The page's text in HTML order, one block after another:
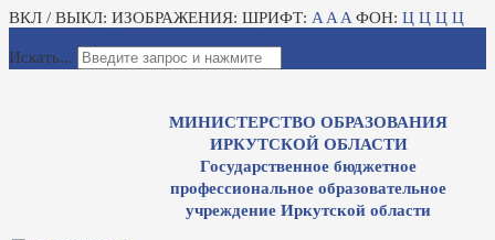
ВКЛ / ВЫКЛ: ИЗОБРАЖЕНИЯ: ШРИФТ: A A A ФОН: Ц Ц Ц Ц
Искать...
МИНИСТЕРСТВО ОБРАЗОВАНИЯ
ИРКУТСКОЙ ОБЛАСТИ
Государственное бюджетное
профессиональное образовательное
учреждение Иркутской области